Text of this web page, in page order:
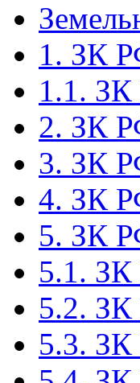
1. ЗК
1.1. ЗК
2. ЗК
3. ЗК
4. ЗК
5. ЗК
5.1. ЗК
5.2. ЗК
5.3. ЗК